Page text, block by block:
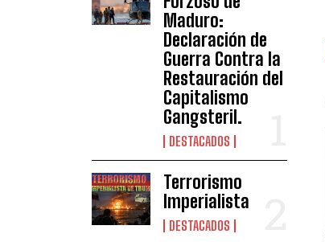
Maduro:
Declaración de
Guerra Contra la
Restauración del
Capitalismo
Gangsteril.
DESTACADOS
Terrorismo
Imperialista
DESTACADOS